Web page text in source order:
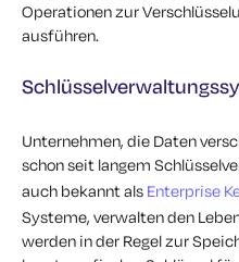
Operationen zur
ausführen.
Unternehmen, die Daten
schon seit langem
auch bekannt als Enterprise
Systeme, verwalten den
werden in der Regel zur